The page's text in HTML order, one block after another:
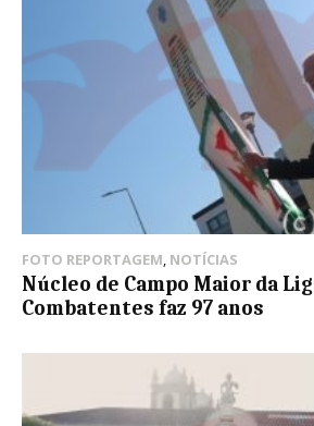
FOTO REPORTAGEM, NOTÍCIAS
Núcleo de Campo Maior da
Combatentes faz 97 anos